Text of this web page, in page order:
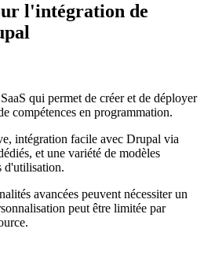
l'intégration de
qui permet de créer et de déployer
compétences en programmation.
intégration facile avec Drupal via
et une variété de modèles
d'utilisation.
avancées peuvent nécessiter un
peut être limitée par